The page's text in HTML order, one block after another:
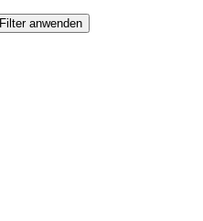
Filter anwenden